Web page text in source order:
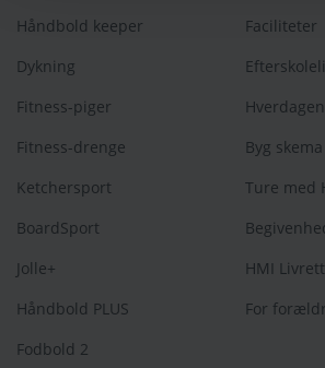
Håndbold keeper
Dykning
Fitness-piger
Fitness-drenge
Ketchersport
BoardSport
Jolle+
Håndbold PLUS
Fodbold 2
Faciliteter
Byg skema
Ture med
HMI
For